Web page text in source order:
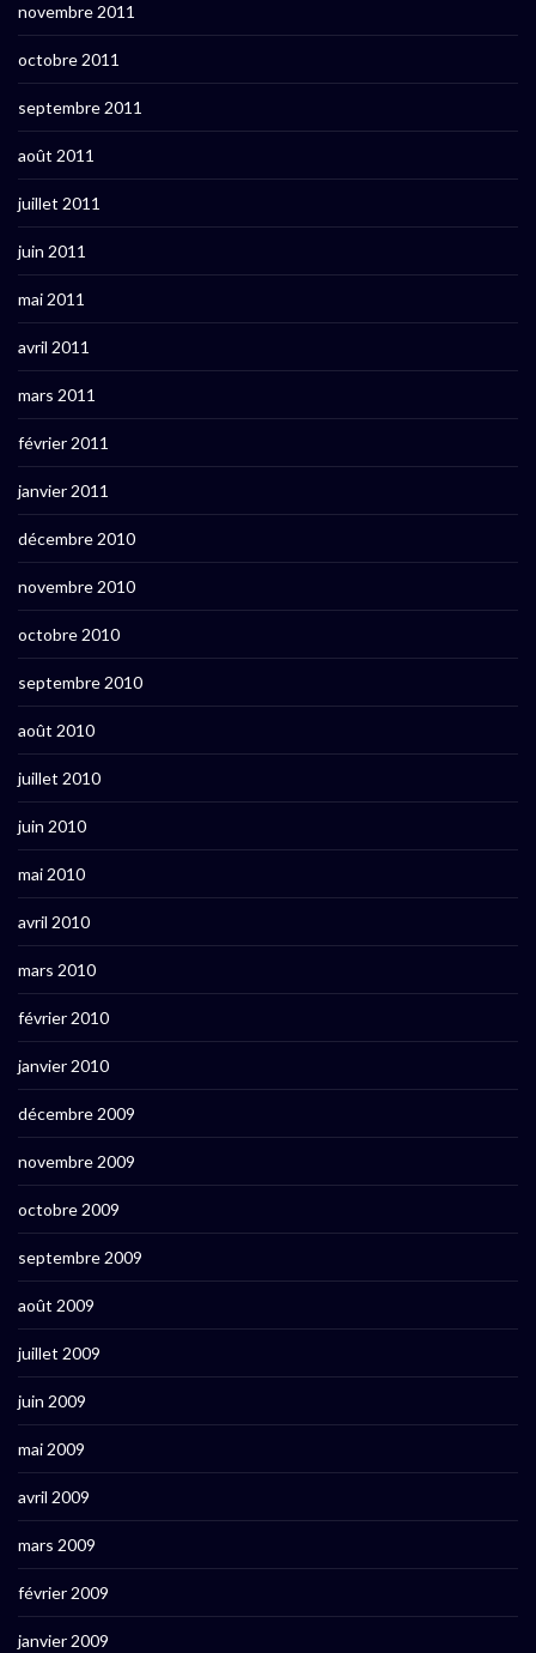
novembre 2011
octobre 2011
septembre 2011
août 2011
juillet 2011
juin 2011
mai 2011
avril 2011
mars 2011
février 2011
janvier 2011
décembre 2010
novembre 2010
octobre 2010
septembre 2010
août 2010
juillet 2010
juin 2010
mai 2010
avril 2010
mars 2010
février 2010
janvier 2010
décembre 2009
novembre 2009
octobre 2009
septembre 2009
août 2009
juillet 2009
juin 2009
mai 2009
avril 2009
mars 2009
février 2009
janvier 2009